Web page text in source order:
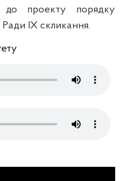
до проекту порядку
Ради IX скликання.